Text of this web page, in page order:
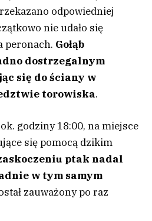
odpowiedniej
nie udało się
peronach. Gołąb
dostrzegalnym
się do ściany w
torowiska.
godziny 18:00, na miejsce
się pomocą dzikim
ptak nadal
w tym samym
zauważony po raz